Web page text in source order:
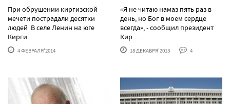
При обрушении киргизской
мечети пострадали десятки
людей В селе Ленин на юге
Кирги......
4 ФЕВРАЛЯ'2014
«Я не читаю намаз пять раз в
день, но Бог в моем сердце
всегда», - сообщил президент
Кир......
18 ДЕКАБРЯ'2013 4